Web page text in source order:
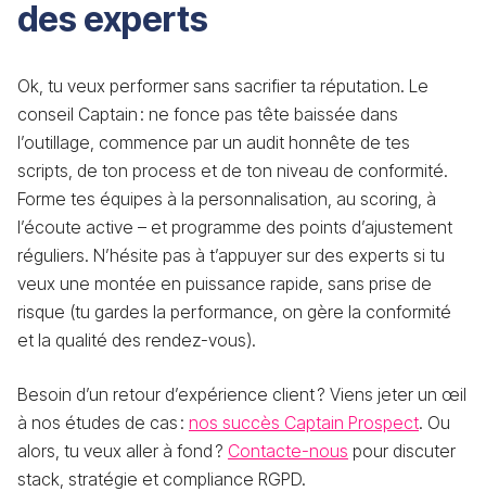
des experts
Ok, tu veux performer sans sacrifier ta réputation. Le
conseil Captain : ne fonce pas tête baissée dans
l’outillage, commence par un audit honnête de tes
scripts, de ton process et de ton niveau de conformité.
Forme tes équipes à la personnalisation, au scoring, à
l’écoute active – et programme des points d’ajustement
réguliers. N’hésite pas à t’appuyer sur des experts si tu
veux une montée en puissance rapide, sans prise de
risque (tu gardes la performance, on gère la conformité
et la qualité des rendez-vous).
Besoin d’un retour d’expérience client ? Viens jeter un œil
à nos études de cas : nos succès Captain Prospect. Ou
alors, tu veux aller à fond ? Contacte-nous pour discuter
stack, stratégie et compliance RGPD.